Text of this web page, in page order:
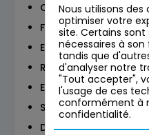
Contexte
Fonctionnement
Etat des lieux &
Risque et point
Enjeux de la filière
Synthèse
Débat partisan (1
Nous utilisons des
optimiser votre
site. Certains
nécessaires à
tandis que
d'analyser notre
"Tout accepter",
l'usage de ces
conformément à
confidentialité.